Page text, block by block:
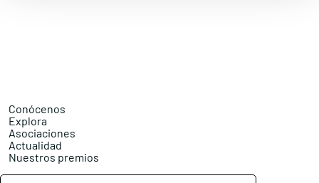
Conócenos
Explora
Asociaciones
Actualidad
Nuestros premios